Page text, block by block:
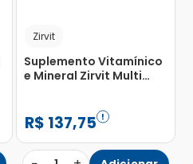
Zirvit
Suplemento Vitamínico
e Mineral Zirvit Multi
R$ 137,75